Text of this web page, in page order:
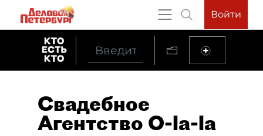
Войти
Свадебное
Агентство O-la-la